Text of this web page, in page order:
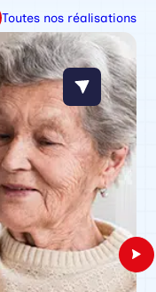
Toutes nos réalisations